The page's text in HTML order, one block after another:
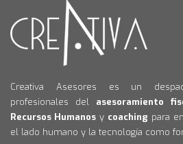
Creativa Asesores es un
profesionales del asesoramiento
Recursos Humanos y coaching para
el lado humano y la tecnología como